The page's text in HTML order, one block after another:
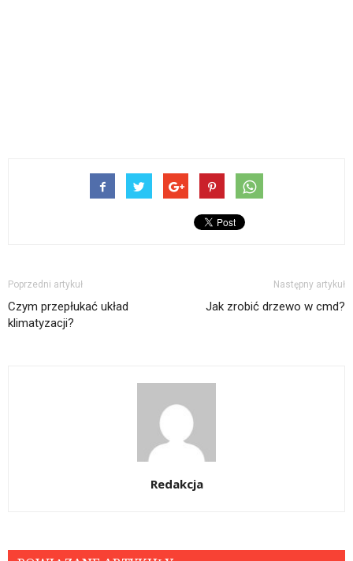
Poprzedni artykuł
Czym przepłukać układ
klimatyzacji?
Następny artykuł
Jak zrobić drzewo w cmd?
Redakcja